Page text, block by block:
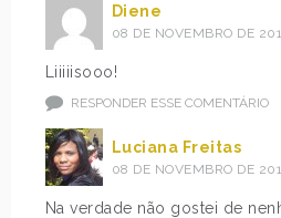
Diene
08 DE NOVEMBRO DE
Liiiiisooo!
RESPONDER ESSE COMENTÁRIO
Luciana Freitas
08 DE NOVEMBRO DE
Na verdade não gostei de